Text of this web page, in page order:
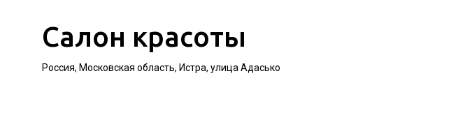
Салон красоты
Россия, Московская область, Истра, улица Адасько